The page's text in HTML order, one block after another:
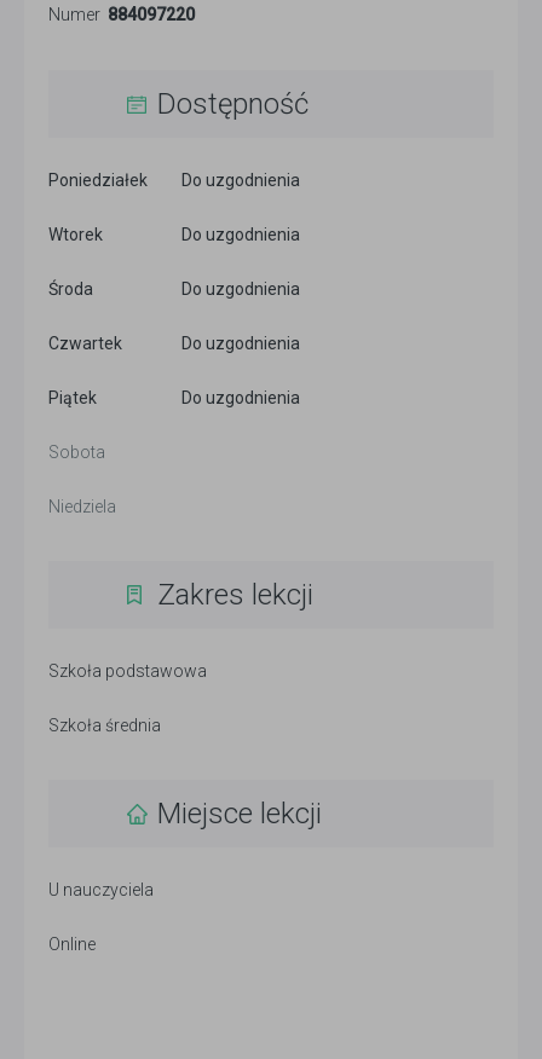
Numer 884097220
Dostępność
Poniedziałek Do uzgodnienia
Wtorek Do uzgodnienia
Środa Do uzgodnienia
Czwartek Do uzgodnienia
Piątek Do uzgodnienia
Sobota
Niedziela
Zakres lekcji
Szkoła podstawowa
Szkoła średnia
Miejsce lekcji
U nauczyciela
Online